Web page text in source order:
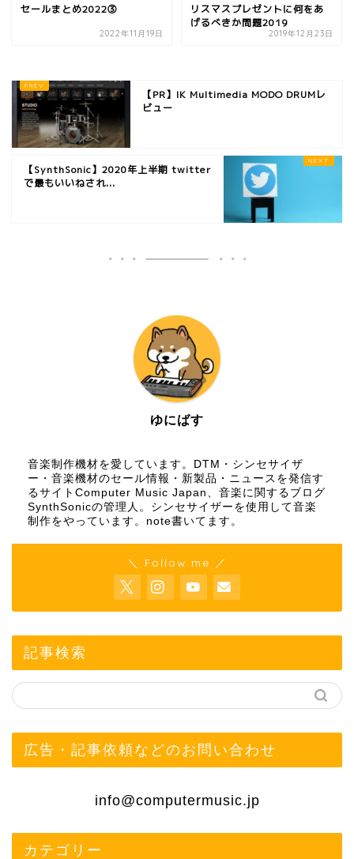
セールまとめ2022③
2022年11月19日
リスマスプレゼントに何をあ
げるべきか問題2019
2019年12月23日
【PR】IK Multimedia MODO DRUMレ
ビュー
【SynthSonic】2020年上半期 twitter
で最もいいねされ...
ゆにばす
音楽制作機材を愛しています。DTM・シンセサイザ
ー・音楽機材のセール情報・新製品・ニュースを発信す
るサイトComputer Music Japan、音楽に関するブログ
SynthSonicの管理人。シンセサイザーを使用して音楽
制作をやっています。 note書いてます。
＼ Follow me ／
記事検索
広告・記事依頼などのお問い合わせ
info@computermusic.jp
カテゴリー